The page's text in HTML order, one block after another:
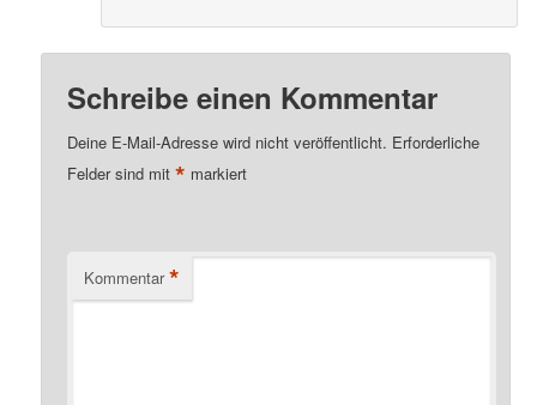
Schreibe einen Kommentar
Deine E-Mail-Adresse wird nicht veröffentlicht. Erforderliche
Felder sind mit* markiert
Kommentar *